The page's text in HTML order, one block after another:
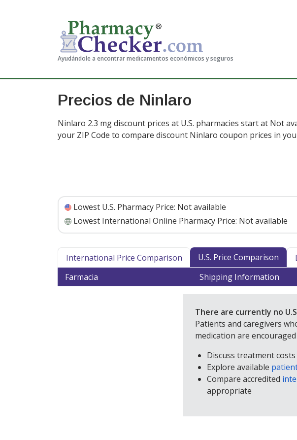
Ayudándole a encontrar medicamentos económicos y seguros
Precios de Ninlaro
Ninlaro 2.3 mg discount prices at U.S. pharmacies start at Not
your ZIP Code to compare discount Ninlaro coupon prices in
Lowest U.S. Pharmacy Price: Not available
Lowest International Online Pharmacy Price: Not available
International Price Comparison U.S. Price Comparison
Farmacia
Shipping Information
There are currently no
Patients and caregivers
medication are
Discuss treatment
Explore available
Compare accredited
appropriate